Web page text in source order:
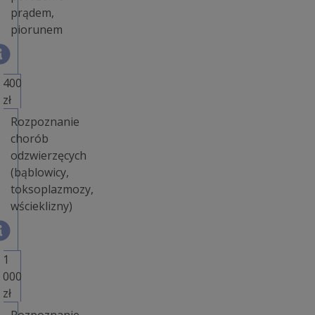
prądem,
piorunem
400
zł
Rozpoznanie
chorób
odzwierzęcych
(bąblowicy,
toksoplazmozy,
wścieklizny)
1
000
zł